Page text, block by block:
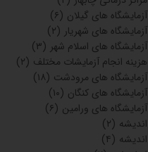
آزمایشگاه های گیلان (۶)
آزمایشگاه های شهریار (۲)
آزمایشگاه های اسلام شهر (۳)
هزینه انجام آزمایشات مختلف (۲)
آزمایشگاه های مرودشت (۱۸)
آزمایشگاه های کنگان (۱۰)
آزمایشگاه های ورامین (۶)
اندیشه (۲)
اندیشه (۴)